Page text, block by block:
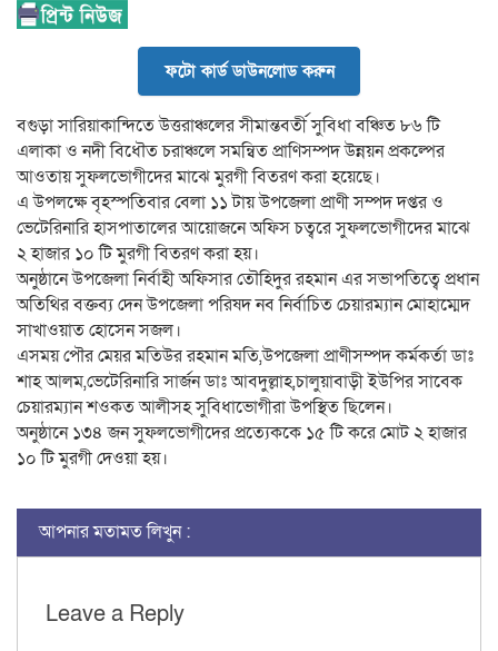
ফটো কার্ড ডাউনলোড করুন
বগুড়া সারিয়াকান্দিতে উত্তরাঞ্চলের সীমান্তবর্তী সুবিধা বঞ্চিত ৮৬ টি
এলাকা ও নদী বিধৌত চরাঞ্চলে সমন্বিত প্রাণিসম্পদ উন্নয়ন প্রকল্পের
আওতায় সুফলভোগীদের মাঝে মুরগী বিতরণ করা হয়েছে।
এ উপলক্ষে বৃহস্পতিবার বেলা ১১ টায় উপজেলা প্রাণী সম্পদ দপ্তর ও
ভেটেরিনারি হাসপাতালের আয়োজনে অফিস চত্বরে সুফলভোগীদের মাঝে
২ হাজার ১০ টি মুরগী বিতরণ করা হয়।
অনুষ্ঠানে উপজেলা নির্বাহী অফিসার তৌহিদুর রহমান এর সভাপতিত্বে প্রধান
অতিথির বক্তব্য দেন উপজেলা পরিষদ নব নির্বাচিত চেয়ারম্যান মােহাম্মেদ
সাখাওয়াত হোসেন সজল।
এসময় পৌর মেয়র মতিউর রহমান মতি,উপজেলা প্রাণীসম্পদ কর্মকর্তা ডাঃ
শাহ আলম,ভেটেরিনারি সার্জন ডাঃ আবদুল্লাহ,চালুয়াবাড়ী ইউপির সাবেক
চেয়ারম্যান শওকত আলীসহ সুবিধাভোগীরা উপস্থিত ছিলেন।
অনুষ্ঠানে ১৩৪ জন সুফলভোগীদের প্রত্যেককে ১৫ টি করে মোট ২ হাজার
১০ টি মুরগী দেওয়া হয়।
আপনার মতামত লিখুন :
Leave a Reply